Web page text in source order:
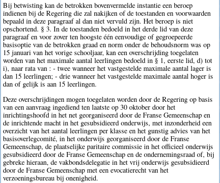
Bij betwisting kan de betrokken bovenvermelde instantie een beroep
indienen bij de Regering die zal nakijken of de toestanden en voorwaarden
bepaald in deze paragraaf al dan niet vervuld zijn. Het beroep is niet
opschortend. § 3. In de toestanden bedoeld in het derde lid van deze
paragraaf en voor zover ten hoogste één eenvoudige of gegroepeerde
basisoptie van de betrokken graad en norm onder de behoudsnorm was op
15 januari van het vorige schooljaar, kan een overschrijding toegelaten
worden van het maximale aantal leerlingen bedoeld in § 1, eerste lid, d) tot
i), naar rata van : - twee wanneer het vastgestelde maximale aantal lager is
dan 15 leerlingen; - drie wanneer het vastgestelde maximale aantal hoger is
dan of gelijk is aan 15 leerlingen.
Deze overschrijdingen mogen toegelaten worden door de Regering op basis
van een aanvraag ingediend ten laatste op 30 oktober door het
inrichtingshoofd in het net georganiseerd door de Franse Gemeenschap en
de inrichtende macht in het gesubsidieerd onderwijs, met inzonderheid een
overzicht van het aantal leerlingen per klasse en het gunstig advies van het
basisoverlegcomité, in het onderwijs georganiseerd door de Franse
Gemeenschap, de plaatselijke paritaire commissie in het officieel onderwijs
gesubsidieerd door de Franse Gemeenschap en de ondernemingsraad of, bij
gebreke hieraan, de vakbondsdelegatie in het vrij onderwijs gesubsidieerd
door de Franse Gemeenschap met een evocatierecht van het
verzoeningsbureau bij onenigheid.